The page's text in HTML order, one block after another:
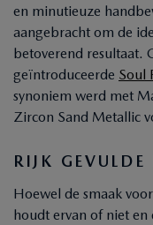
en minutieuze
aangebracht om de
betoverend resultaat.
geïntroduceerde Soul
synoniem werd met
Zircon Sand Metallic
RIJK GEVULDE
Hoewel de smaak
houdt ervan of niet en